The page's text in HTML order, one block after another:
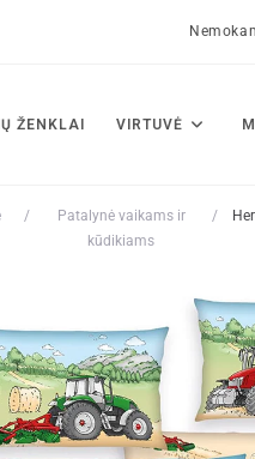
ŽENKLAI VIRTUVĖ
/
Patalynė vaikams ir
kūdikiams
/